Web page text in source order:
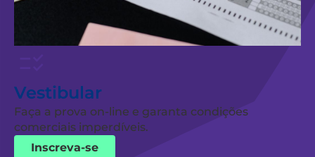
Vestibular
Faça a prova on-line e garanta condições
comerciais imperdíveis.
Inscreva-se